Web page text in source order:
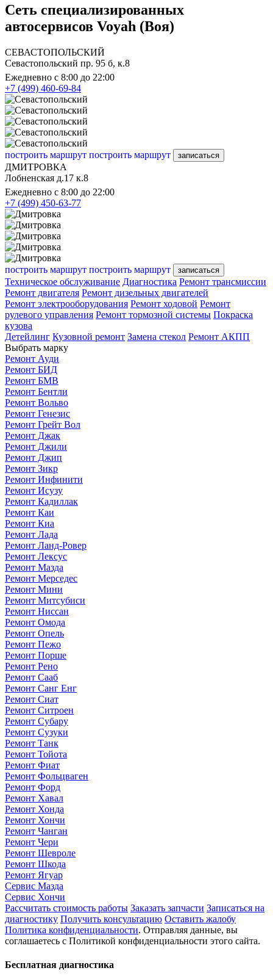
Сеть специализированных
автосервисов Voyah (Воя)
СЕВАСТОПОЛЬСКИЙ
Севастопольский пр. 95 б, к.8
Ежедневно с 8:00 до 22:00
+7 (499) 460-69-84
построить маршрут построить маршрут записаться
ДМИТРОВКА
Лобненская д.17 к.8
Ежедневно с 8:00 до 22:00
+7 (499) 450-63-77
построить маршрут построить маршрут записаться
Техническое обслуживание Диагностика Ремонт трансмиссии
Ремонт двигателя Ремонт дизельных двигателей
Ремонт электрооборудования Ремонт ходовой Ремонт
рулевого управления Ремонт тормозной системы Покраска
кузова
Детейлинг Кузовной ремонт Замена стекол Ремонт АКПП
Выбрать марку
Ремонт Ауди
Ремонт БИД
Ремонт БМВ
Ремонт Бентли
Ремонт Вольво
Ремонт Генезис
Ремонт Грейт Вол
Ремонт Джак
Ремонт Джили
Ремонт Джип
Ремонт Зикр
Ремонт Инфинити
Ремонт Исузу
Ремонт Кадиллак
Ремонт Каи
Ремонт Киа
Ремонт Лада
Ремонт Ланд-Ровер
Ремонт Лексус
Ремонт Мазда
Ремонт Мерседес
Ремонт Мини
Ремонт Митсубиси
Ремонт Ниссан
Ремонт Омода
Ремонт Опель
Ремонт Пежо
Ремонт Порше
Ремонт Рено
Ремонт Сааб
Ремонт Санг Енг
Ремонт Сиат
Ремонт Ситроен
Ремонт Субару
Ремонт Сузуки
Ремонт Танк
Ремонт Тойота
Ремонт Фиат
Ремонт Фольцваген
Ремонт Форд
Ремонт Хавал
Ремонт Хонда
Ремонт Хончи
Ремонт Чанган
Ремонт Чери
Ремонт Шевроле
Ремонт Шкода
Ремонт Ягуар
Сервис Мазда
Сервис Хончи
Рассчитать стоимость работы Заказать запчасти Записаться на
диагностику Получить консультацию Оставить жалобу
Политика конфиденциальности. Отправляя данные, вы
соглашаетесь с Политикой конфиденциальности этого сайта.
Бесплатная диагностика